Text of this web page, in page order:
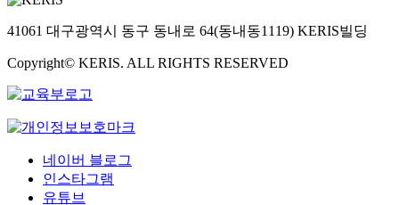
41061 대구광역시 동구 동내로 64(동내동1119) KERIS빌딩
Copyright© KERIS. ALL RIGHTS RESERVED
네이버 블로그
인스타그램
유튜브